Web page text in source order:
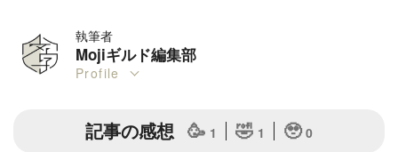
執筆者
Mojiギルド編集部
Profile
記事の感想 🥳 1 🤣 1 🥹 0